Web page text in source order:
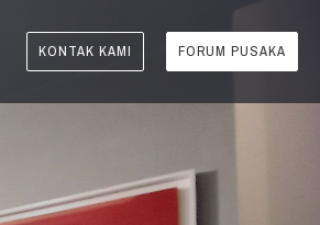
KONTAK KAMI FORUM PUSAKA